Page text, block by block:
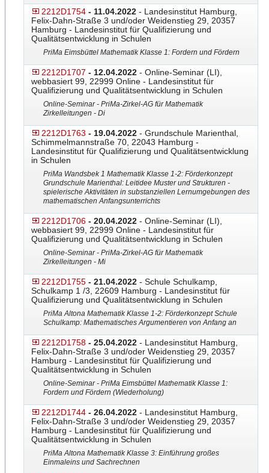
2212D1754 - 11.04.2022 - Landesinstitut Hamburg,
Felix-Dahn-Straße 3 und/oder Weidenstieg 29, 20357
Hamburg - Landesinstitut für Qualifizierung und
Qualitätsentwicklung in Schulen
PriMa Eimsbüttel Mathematik Klasse 1: Fordern und Fördern
2212D1707 - 12.04.2022 - Online-Seminar (LI),
webbasiert 99, 22999 Online - Landesinstitut für
Qualifizierung und Qualitätsentwicklung in Schulen
Online-Seminar - PriMa-Zirkel-AG für Mathematik
Zirkelleitungen - Di
2212D1763 - 19.04.2022 - Grundschule Marienthal,
Schimmelmannstraße 70, 22043 Hamburg -
Landesinstitut für Qualifizierung und Qualitätsentwicklung
in Schulen
PriMa Wandsbek 1 Mathematik Klasse 1-2: Förderkonzept
Grundschule Marienthal: Leitidee Muster und Strukturen -
spielerische Aktivitäten in substanziellen Lernumgebungen des
mathematischen Anfangsunterrichts
2212D1706 - 20.04.2022 - Online-Seminar (LI),
webbasiert 99, 22999 Online - Landesinstitut für
Qualifizierung und Qualitätsentwicklung in Schulen
Online-Seminar - PriMa-Zirkel-AG für Mathematik
Zirkelleitungen - Mi
2212D1755 - 21.04.2022 - Schule Schulkamp,
Schulkamp 1 /3, 22609 Hamburg - Landesinstitut für
Qualifizierung und Qualitätsentwicklung in Schulen
PriMa Altona Mathematik Klasse 1-2: Förderkonzept Schule
Schulkamp: Mathematisches Argumentieren von Anfang an
2212D1758 - 25.04.2022 - Landesinstitut Hamburg,
Felix-Dahn-Straße 3 und/oder Weidenstieg 29, 20357
Hamburg - Landesinstitut für Qualifizierung und
Qualitätsentwicklung in Schulen
Online-Seminar - PriMa Eimsbüttel Mathematik Klasse 1:
Fordern und Fördern (Wiederholung)
2212D1744 - 26.04.2022 - Landesinstitut Hamburg,
Felix-Dahn-Straße 3 und/oder Weidenstieg 29, 20357
Hamburg - Landesinstitut für Qualifizierung und
Qualitätsentwicklung in Schulen
PriMa Altona Mathematik Klasse 3: Einführung großes
Einmaleins und Sachrechnen